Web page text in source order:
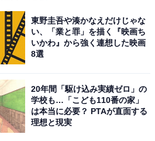
東野圭吾や湊かなえだけじゃな
い、「業と罪」を描く『映画ち
いかわ』から強く連想した映画
8選
20年間「駆け込み実績ゼロ」の
学校も…「こども110番の家」
は本当に必要？ PTAが直面する
理想と現実